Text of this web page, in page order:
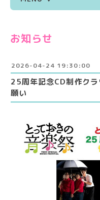
お知らせ
2026-04-24 19:30:00
25周年記念CD制作ク
願い